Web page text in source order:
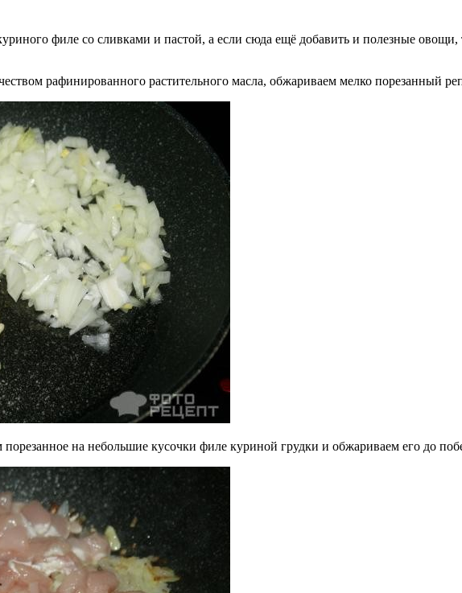
филе со сливками и пастой, а если сюда ещё добавить и полезные овощи,
рафинированного растительного масла, обжариваем мелко порезанный
на небольшие кусочки филе куриной грудки и обжариваем его до